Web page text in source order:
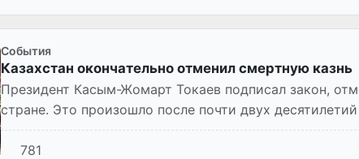
Cобытия
Казахстан окончательно отменил смертную казнь
Президент Касым-Жомарт Токаев подписал закон,
стране. Это произошло после почти двух
781